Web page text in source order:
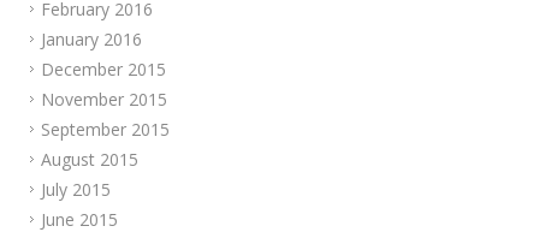
February 2016
January 2016
December 2015
November 2015
September 2015
August 2015
July 2015
June 2015